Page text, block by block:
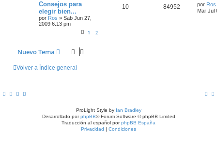
Consejos para
elegir bien...
por Ros » Sab Jun 27,
2009 6:13 pm
1 2
10 84952 por Ros
Mar Jul
Nuevo Tema
Volver a Índice general
ProLight Style by Ian Bradley
Desarrollado porphpBB® Forum Software © phpBB Limited
Traducción al español porphpBB España
Privacidad | Condiciones